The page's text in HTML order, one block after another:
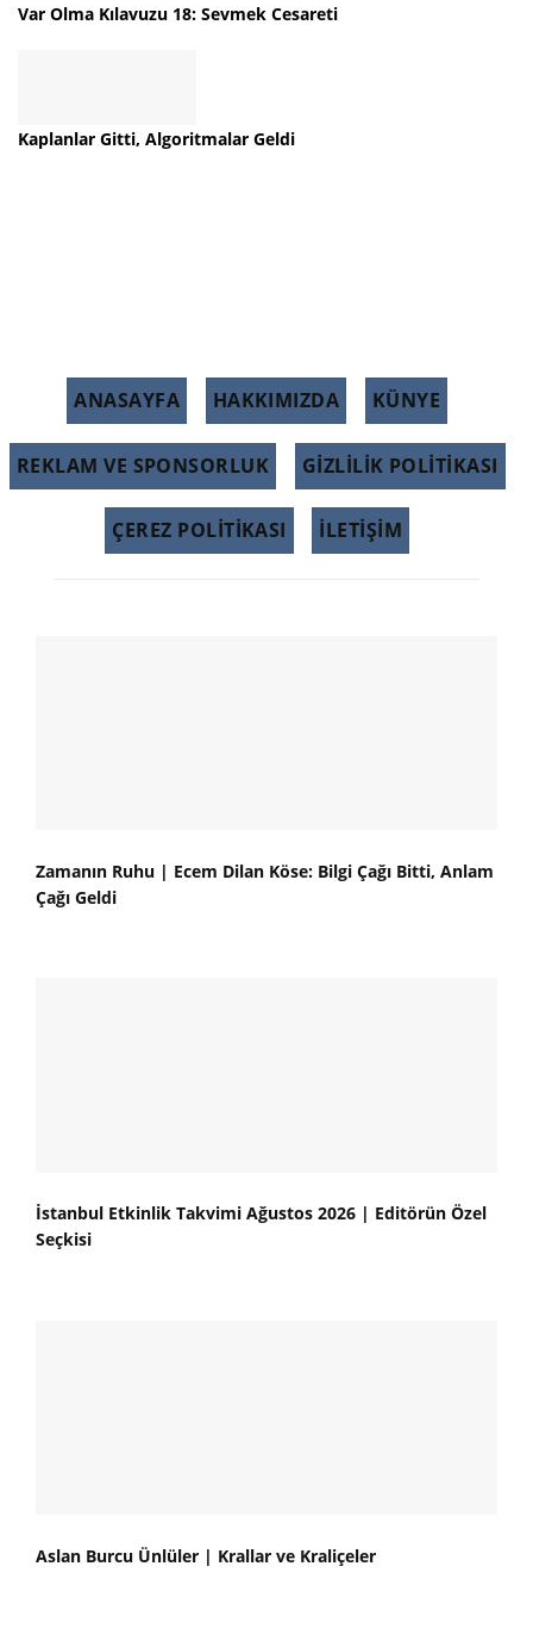
Var Olma Kılavuzu 18: Sevmek Cesareti
Kaplanlar Gitti, Algoritmalar Geldi
ANASAYFA HAKKIMIZDA KÜNYE
REKLAM VE SPONSORLUK GIZLILIK POLITIKASI
ÇEREZ POLITIKASI İLETİŞİM
Zamanın Ruhu | Ecem Dilan Köse: Bilgi Çağı Bitti, Anlam
Çağı Geldi
İstanbul Etkinlik Takvimi Ağustos 2026 | Editörün Özel
Seçkisi
Aslan Burcu Ünlüler | Krallar ve Kraliçeler